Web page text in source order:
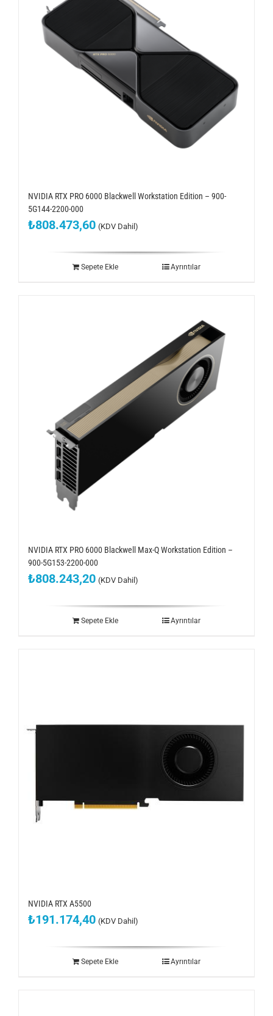
NVIDIA RTX PRO 6000 Blackwell Workstation Edition – 900-
5G144-2200-000
₺808.473,60 (KDV Dahil)
Sepete Ekle Ayrıntılar
NVIDIA RTX PRO 6000 Blackwell Max-Q Workstation Edition –
900-5G153-2200-000
₺808.243,20 (KDV Dahil)
Sepete Ekle Ayrıntılar
NVIDIA RTX A5500
₺191.174,40 (KDV Dahil)
Sepete Ekle Ayrıntılar